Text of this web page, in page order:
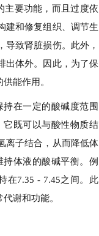
主要功能，而且过度依
建和修复组织、调节生
致肾脏损伤。此外，
出体外。因此，为了保
能作用。
在一定的酸碱度范围
它既可以与酸性物质结
离子结合，从而降低体
体液的酸碱平衡。例
在7.35 - 7.45之间。此
谢和功能。